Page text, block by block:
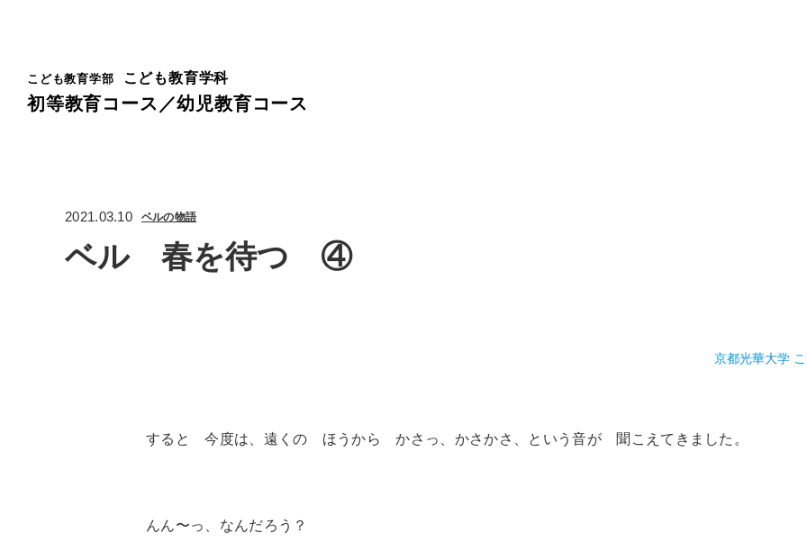
こども教育学部 こども教育学科
初等教育コース／幼児教育コース
2021.03.10 ベルの物語
ベル 春を待つ ④
京都光華大学
すると 今度は、遠くの ほうから かさっ、かさかさ、という音が 聞こえてきました。
んん〜っ、なんだろう？